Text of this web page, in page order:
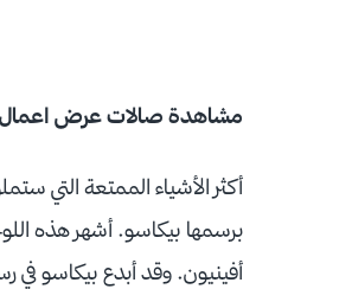
مشاهدة صالات عرض اعمال
أكثر الأشياء الممتعة التي
برسمها بيكاسو. أشهر هذه
أفينيون. وقد أبدع بيكاسو